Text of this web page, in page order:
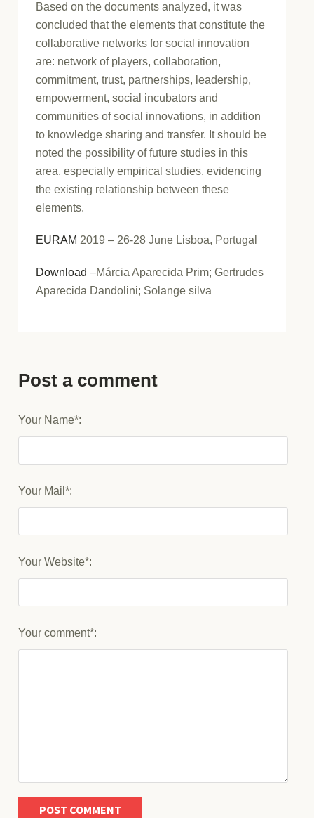
Based on the documents analyzed, it was
concluded that the elements that constitute the
collaborative networks for social innovation
are: network of players, collaboration,
commitment, trust, partnerships, leadership,
empowerment, social incubators and
communities of social innovations, in addition
to knowledge sharing and transfer. It should be
noted the possibility of future studies in this
area, especially empirical studies, evidencing
the existing relationship between these
elements.
EURAM 2019 – 26-28 June Lisboa, Portugal
Download –Márcia Aparecida Prim; Gertrudes
Aparecida Dandolini; Solange silva
Post a comment
Your Name*:
Your Mail*:
Your Website*:
Your comment*: